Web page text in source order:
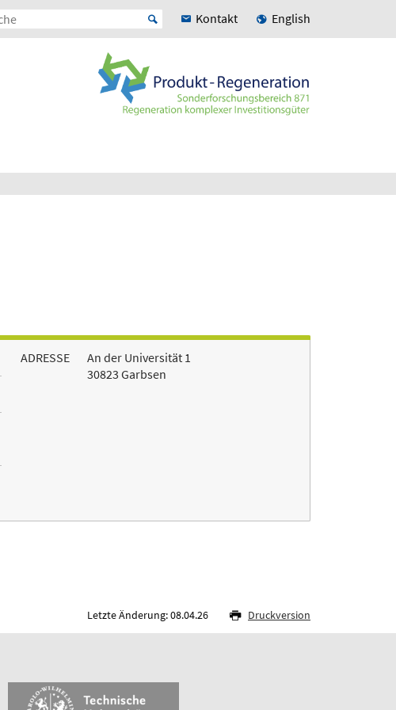
Kontakt English
ADRESSE
An der Universität 1
30823 Garbsen
Letzte Änderung: 08.04.26 Druckversion